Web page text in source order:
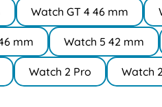
Watch GT 4 46 mm
mm Watch 5 42 mm
Watch 2 Pro Watch